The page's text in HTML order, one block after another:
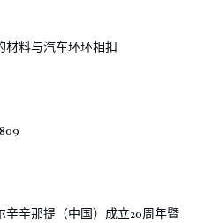
材料与汽车环环相扣
辛辛那提（中国）成立20周年暨